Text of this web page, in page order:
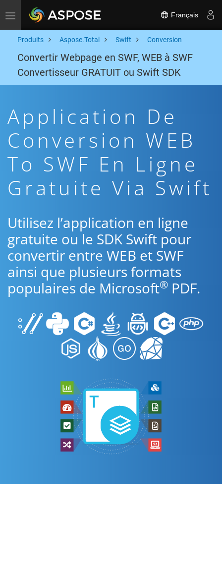
Toggle navigation Français
Produits Aspose.Total Swift Conversion
Convertir Webpage en SWF, WEB à SWF
Convertisseur GRATUIT ou Swift SDK
Application De
Conversion WEB
To SWF En Ligne
Gratuite Via Swift
Utilisez l’application en ligne
gratuite ou le SDK Swift pour
convertir entre WEB et SWF
ainsi que plusieurs formats
populaires de Microsoft® PDF.